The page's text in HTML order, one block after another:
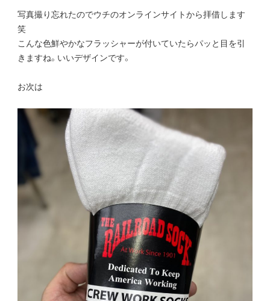
写真撮り忘れたのでウチのオンラインサイトから拝借します
笑
こんな色鮮やかなフラッシャーが付いていたらパッと目を引
きますね。いいデザインです。
お次は